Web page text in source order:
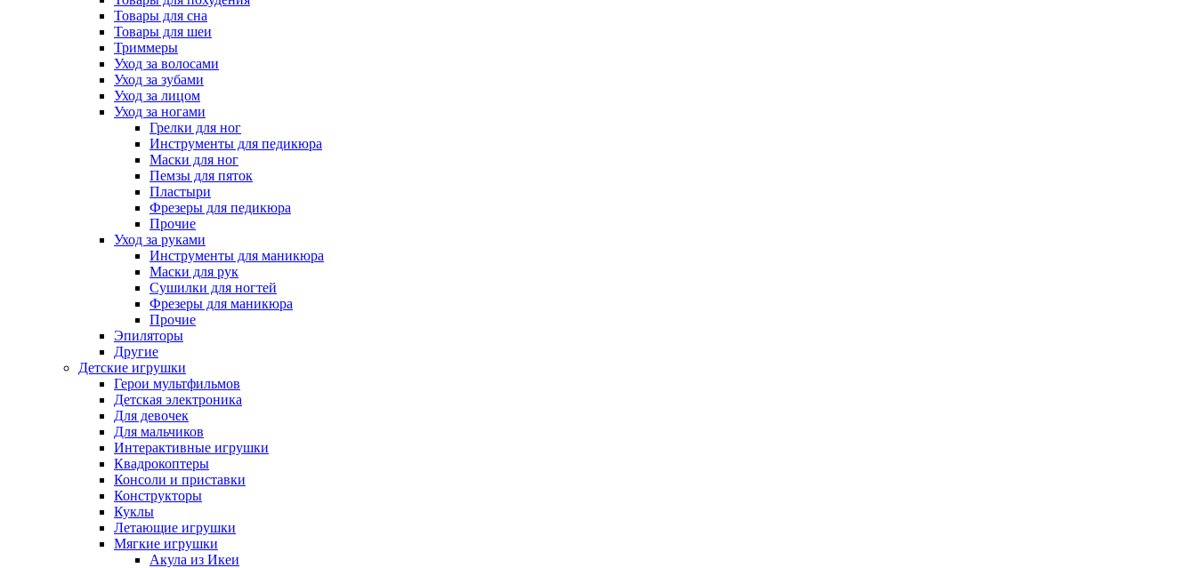
Товары для сна
Товары для шеи
Триммеры
Уход за волосами
Уход за зубами
Уход за лицом
Уход за ногами
Грелки для ног
Инструменты для педикюра
Маски для ног
Пемзы для пяток
Пластыри
Фрезеры для педикюра
Прочие
Уход за руками
Инструменты для маникюра
Маски для рук
Сушилки для ногтей
Фрезеры для маникюра
Прочие
Эпиляторы
Другие
Детские игрушки
Герои мультфильмов
Детская электроника
Для девочек
Для мальчиков
Интерактивные игрушки
Квадрокоптеры
Консоли и приставки
Конструкторы
Куклы
Летающие игрушки
Мягкие игрушки
Акула из Икеи